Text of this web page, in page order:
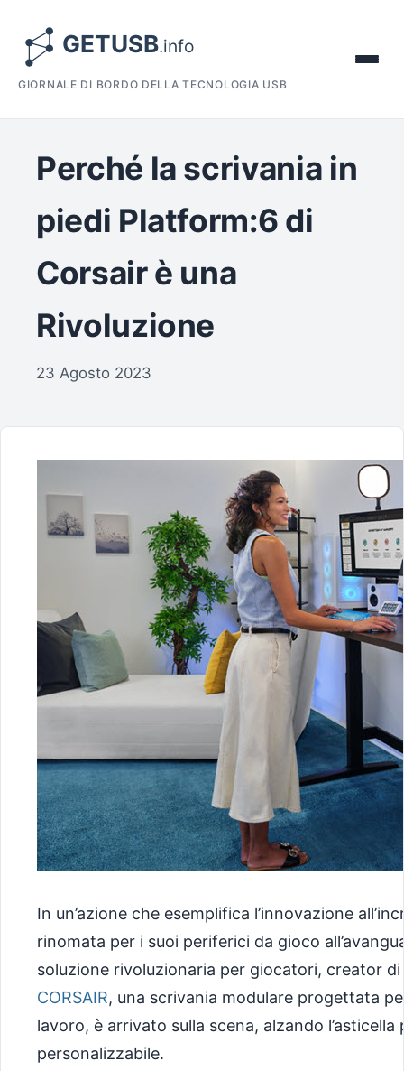
GIORNALE DI BORDO DELLA TECNOLOGIA USB
Perché la scrivania in
piedi Platform:6 di
Corsair è una
Rivoluzione
23 Agosto 2023
In un’azione che esemplifica l’innovazione
rinomata per i suoi periferici da gioco
soluzione rivoluzionaria per giocatori, creator
CORSAIR, una scrivania modulare progettata
lavoro, è arrivato sulla scena, alzando
personalizzabile.